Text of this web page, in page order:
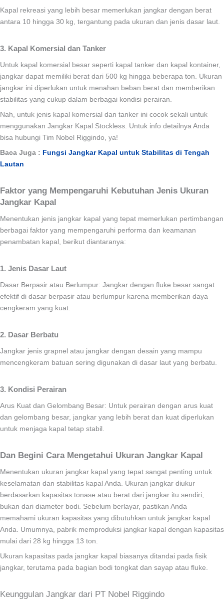
Kapal rekreasi yang lebih besar memerlukan jangkar dengan berat
antara 10 hingga 30 kg, tergantung pada ukuran dan jenis dasar laut.
3. Kapal Komersial dan Tanker
Untuk kapal komersial besar seperti kapal tanker dan kapal kontainer,
jangkar dapat memiliki berat dari 500 kg hingga beberapa ton. Ukuran
jangkar ini diperlukan untuk menahan beban berat dan memberikan
stabilitas yang cukup dalam berbagai kondisi perairan.
Nah, untuk jenis kapal komersial dan tanker ini cocok sekali untuk
menggunakan Jangkar Kapal Stockless. Untuk info detailnya Anda
bisa hubungi Tim Nobel Riggindo, ya!
Baca Juga : Fungsi Jangkar Kapal untuk Stabilitas di Tengah
Lautan
Faktor yang Mempengaruhi Kebutuhan Jenis Ukuran
Jangkar Kapal
Menentukan jenis jangkar kapal yang tepat memerlukan pertimbangan
berbagai faktor yang mempengaruhi performa dan keamanan
penambatan kapal, berikut diantaranya:
1. Jenis Dasar Laut
Dasar Berpasir atau Berlumpur: Jangkar dengan fluke besar sangat
efektif di dasar berpasir atau berlumpur karena memberikan daya
cengkeram yang kuat.
2. Dasar Berbatu
Jangkar jenis grapnel atau jangkar dengan desain yang mampu
mencengkeram batuan sering digunakan di dasar laut yang berbatu.
3. Kondisi Perairan
Arus Kuat dan Gelombang Besar: Untuk perairan dengan arus kuat
dan gelombang besar, jangkar yang lebih berat dan kuat diperlukan
untuk menjaga kapal tetap stabil.
Dan Begini Cara Mengetahui Ukuran Jangkar Kapal
Menentukan ukuran jangkar kapal yang tepat sangat penting untuk
keselamatan dan stabilitas kapal Anda. Ukuran jangkar diukur
berdasarkan kapasitas tonase atau berat dari jangkar itu sendiri,
bukan dari diameter bodi. Sebelum berlayar, pastikan Anda
memahami ukuran kapasitas yang dibutuhkan untuk jangkar kapal
Anda. Umumnya, pabrik memproduksi jangkar kapal dengan kapasitas
mulai dari 28 kg hingga 13 ton.
Ukuran kapasitas pada jangkar kapal biasanya ditandai pada fisik
jangkar, terutama pada bagian bodi tongkat dan sayap atau fluke.
Keunggulan Jangkar dari PT Nobel Riggindo